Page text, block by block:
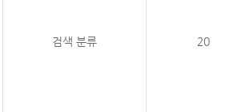
검색 분류 20